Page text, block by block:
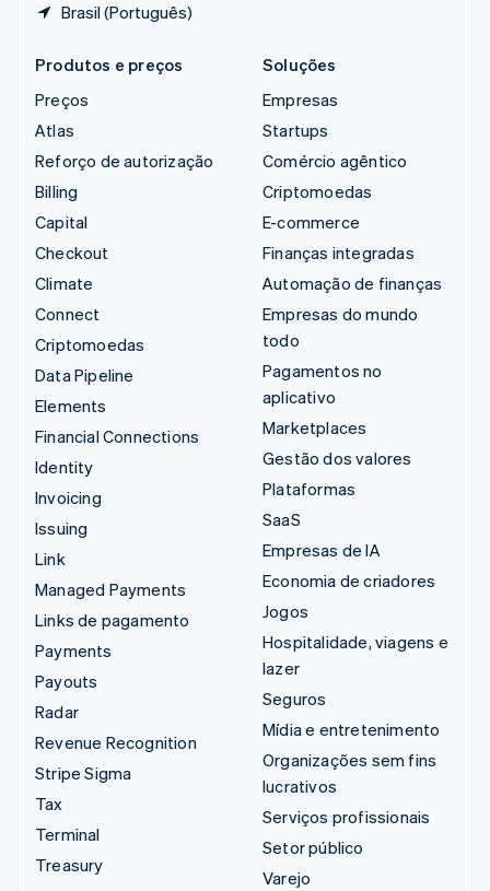
Brasil (Português)
Produtos e preços
Preços
Atlas
Reforço de autorização
Billing
Capital
Checkout
Climate
Connect
Criptomoedas
Data Pipeline
Elements
Financial Connections
Identity
Invoicing
Issuing
Link
Managed Payments
Links de pagamento
Payments
Payouts
Radar
Revenue Recognition
Stripe Sigma
Tax
Terminal
Treasury
Soluções
Empresas
Startups
Comércio agêntico
Criptomoedas
E-commerce
Finanças integradas
Automação de finanças
Empresas do mundo
todo
Pagamentos no
aplicativo
Marketplaces
Gestão dos valores
Plataformas
SaaS
Empresas de IA
Economia de criadores
Jogos
Hospitalidade, viagens e
lazer
Seguros
Mídia e entretenimento
Organizações sem fins
lucrativos
Serviços profissionais
Setor público
Varejo